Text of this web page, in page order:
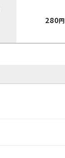
280円